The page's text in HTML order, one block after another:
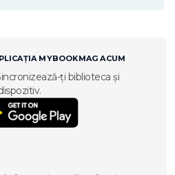
MYBOOKMAG ACUM
ți biblioteca și